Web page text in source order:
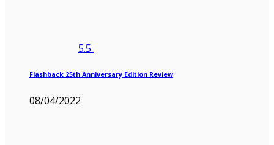
5.5
Flashback 25th Anniversary Edition Review
08/04/2022